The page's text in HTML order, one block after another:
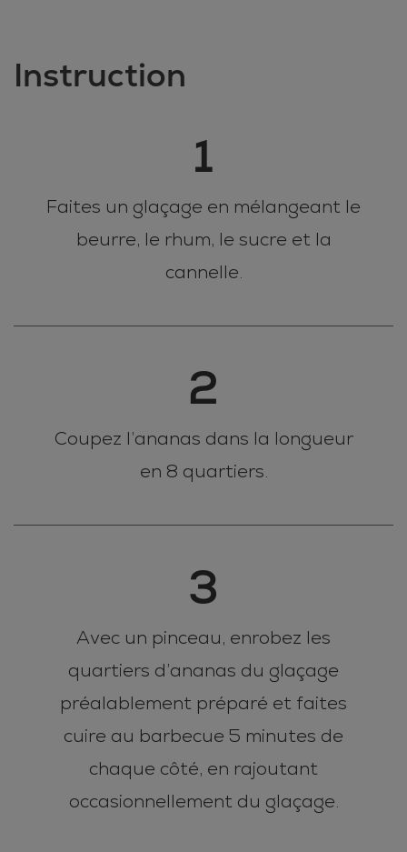
Instruction
1
Faites un glaçage en mélangeant le
beurre, le rhum, le sucre et la
cannelle.
2
Coupez l’ananas dans la longueur
en 8 quartiers.
3
Avec un pinceau, enrobez les
quartiers d’ananas du glaçage
préalablement préparé et faites
cuire au barbecue 5 minutes de
chaque côté, en rajoutant
occasionnellement du glaçage.